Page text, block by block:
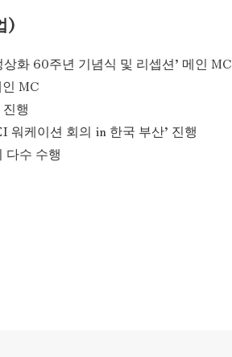
)
화 60주년 기념식 및 리셉션’ 메인 MC
MC
행
케이션 회의 in 한국 부산’ 진행
다수 수행